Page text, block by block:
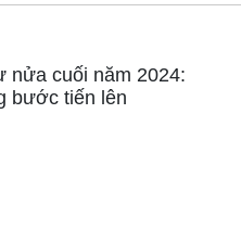
nửa cuối năm 2024:
bước tiến lên